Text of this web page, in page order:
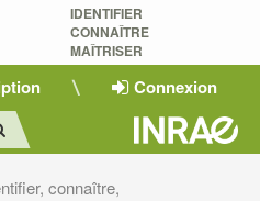
IDENTIFIER
CONNAÎTRE
MAÎTRISER
Connexion
connaître,